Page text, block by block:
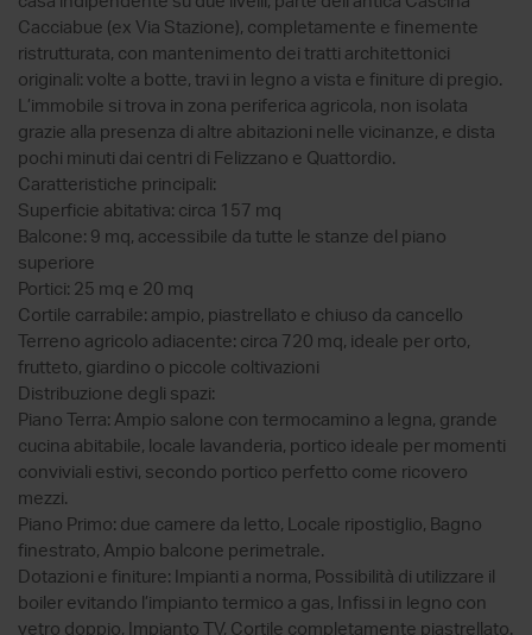
Cacciabue (ex Via Stazione), completamente e finemente
ristrutturata, con mantenimento dei tratti architettonici
originali: volte a botte, travi in legno a vista e finiture di pregio.
L’immobile si trova in zona periferica agricola, non isolata
grazie alla presenza di altre abitazioni nelle vicinanze, e dista
pochi minuti dai centri di Felizzano e Quattordio.
Caratteristiche principali:
Superficie abitativa: circa 157 mq
Balcone: 9 mq, accessibile da tutte le stanze del piano
superiore
Portici: 25 mq e 20 mq
Cortile carrabile: ampio, piastrellato e chiuso da cancello
Terreno agricolo adiacente: circa 720 mq, ideale per orto,
frutteto, giardino o piccole coltivazioni
Distribuzione degli spazi:
Piano Terra: Ampio salone con termocamino a legna, grande
cucina abitabile, locale lavanderia, portico ideale per momenti
conviviali estivi, secondo portico perfetto come ricovero
mezzi.
Piano Primo: due camere da letto, Locale ripostiglio, Bagno
finestrato, Ampio balcone perimetrale.
Dotazioni e finiture: Impianti a norma, Possibilità di utilizzare il
boiler evitando l’impianto termico a gas, Infissi in legno con
vetro doppio, Impianto TV, Cortile completamente piastrellato.